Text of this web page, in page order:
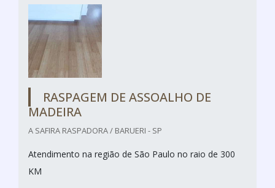
RASPAGEM DE ASSOALHO DE
MADEIRA
A SAFIRA RASPADORA / BARUERI - SP
Atendimento na região de São Paulo no raio de 300
KM